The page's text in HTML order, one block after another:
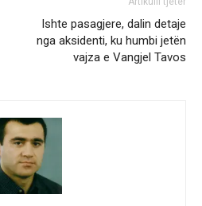
Ishte pasagjere, dalin detaje
nga aksidenti, ku humbi jetën
vajza e Vangjel Tavos